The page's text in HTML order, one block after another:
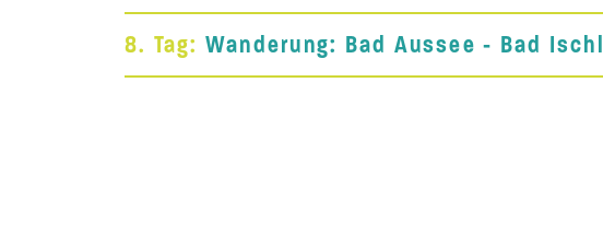
8. Tag: Wanderung: Bad Aussee - Bad Ischl